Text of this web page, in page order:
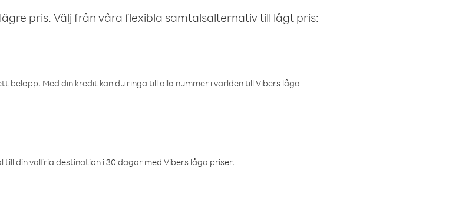
pris. Välj från våra flexibla samtalsalternativ till lågt pris:
Med din kredit kan du ringa till alla nummer i världen till Vibers låga
din valfria destination i 30 dagar med Vibers låga priser.